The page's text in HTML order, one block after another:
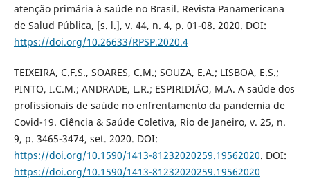
atenção primária à saúde no Brasil. Revista Panamericana
de Salud Pública, [s. l.], v. 44, n. 4, p. 01-08. 2020. DOI:
https://doi.org/10.26633/RPSP.2020.4
TEIXEIRA, C.F.S., SOARES, C.M.; SOUZA, E.A.; LISBOA, E.S.;
PINTO, I.C.M.; ANDRADE, L.R.; ESPIRIDIÃO, M.A. A saúde dos
profissionais de saúde no enfrentamento da pandemia de
Covid-19. Ciência & Saúde Coletiva, Rio de Janeiro, v. 25, n.
9, p. 3465-3474, set. 2020. DOI:
https://doi.org/10.1590/1413-81232020259.19562020. DOI:
https://doi.org/10.1590/1413-81232020259.19562020